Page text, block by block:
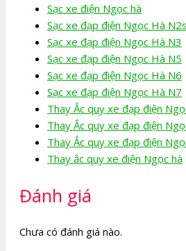
Sạc xe điện Ngọc hà
Sạc xe đạp điện Ngọc Hà N2s
Sạc xe đạp điện Ngọc Hà N3
Sạc xe đạp điện Ngọc Hà N5
Sạc xe đạp điện Ngọc Hà N6
Sạc xe đạp điện Ngọc Hà N7
Thay Ắc quy xe đạp điện
Thay Ắc quy xe đạp điện
Thay Ắc quy xe đạp điện
Thay ắc quy xe điện Ngọc hà
Đánh giá
Chưa có đánh giá nào.